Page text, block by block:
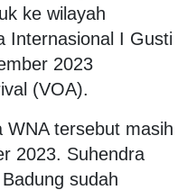
ke wilayah
Internasional I Gusti
2023
(VOA).
WNA tersebut masih
2023. Suhendra
sudah